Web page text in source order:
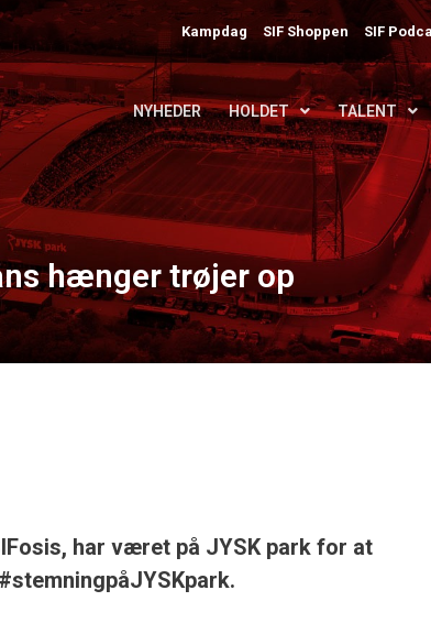
Kampdag SIF Shoppen SIF
NYHEDER HOLDET TALENT
hænger trøjer op
har været på JYSK park for at